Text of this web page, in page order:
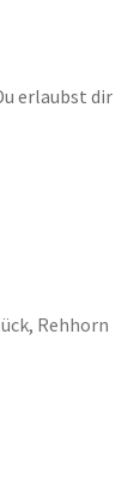
erlaubst dir
, Rehhorn